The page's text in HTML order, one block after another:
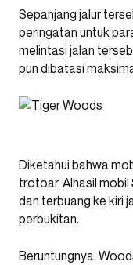
Sepanjang jalur
peringatan untuk
melintasi jalan
pun dibatasi
Diketahui bahwa
trotoar. Alhasil mobil
dan terbuang ke kiri
perbukitan.
Beruntungnya,